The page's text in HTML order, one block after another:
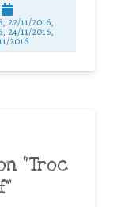
22/11/2016,
24/11/2016,
2016
“Troc